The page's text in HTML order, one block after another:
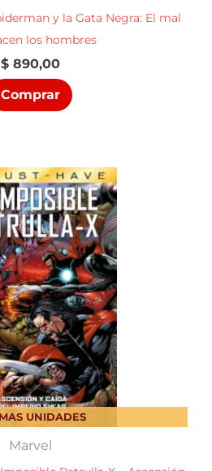
y la Gata Negra: El mal
los hombres
$890,00
Comprar
UNIDADES
Marvel